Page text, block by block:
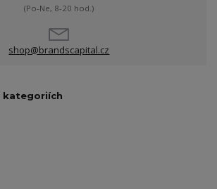
(Po-Ne, 8-20 hod.)
shop@brandscapital.cz
kategoriích